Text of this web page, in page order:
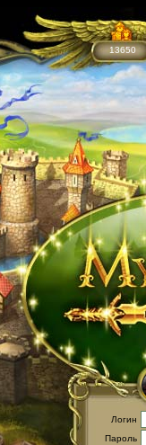
13650
Логин
Пароль